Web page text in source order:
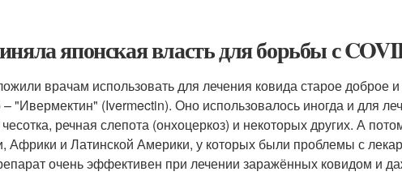
японская власть для борьбы с
врачам использовать для лечения ковида старое доброе
"Ивермектин" (Ivermectin). Оно использовалось иногда и для
речная слепота (онхоцеркоз) и некоторых других. А
Африки и Латинской Америки, у которых были проблемы с
очень эффективен при лечении заражённых ковидом и